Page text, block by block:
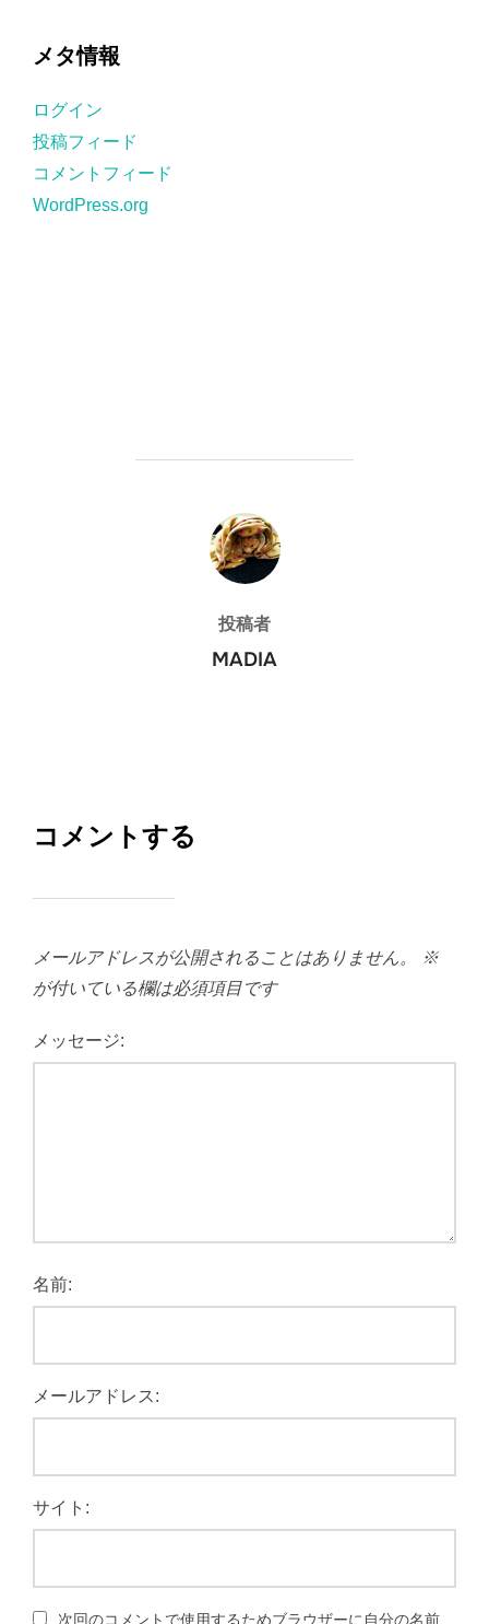
ー
メタ情報
ログイン
投稿フィード
コメントフィード
WordPress.org
投稿者
投稿者
MADIA
コメントする
メールアドレスが公開されることはありません。
※
が付いている欄は必須項目です
メッセージ:
名前:
メールアドレス:
サイト:
次回のコメントで使用するためブラウザーに自分の名前、